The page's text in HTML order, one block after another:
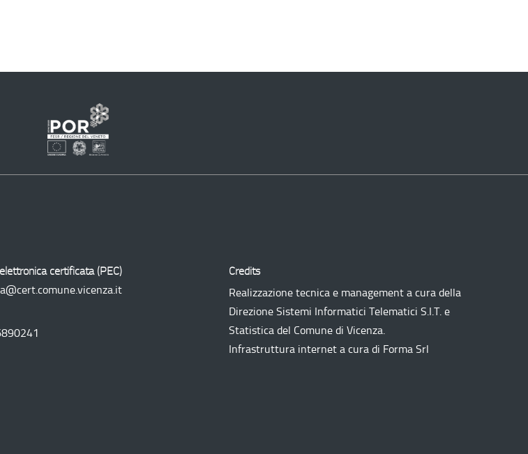
Operativo
certificata (PEC)
Credits
Realizzazione tecnica e management a cura della
Direzione Sistemi Informatici TelematiciS.I.T. e
Statistica del Comune di Vicenza.
Infrastruttura internet a cura di Forma Srl